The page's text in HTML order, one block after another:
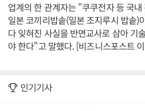
업계의 한 관계자는 "쿠쿠전자 등 국
일본 코끼리밥솥(일본 조지루시 밥솥)
다 잊혀진 사실을 반면교사로 삼아 기
야 한다"고 말했다. [비즈니스포스트
인기기사